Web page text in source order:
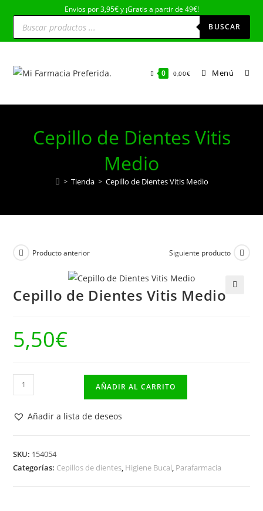
contenido
Envios por 3,95€ y ¡Gratis a partir de 49€!
Búsqueda
productos BUSCAR
0 0,00€ Menú
Cepillo de Dientes Vitis
Medio
> Tienda > Cepillo de Dientes Vitis Medio
Producto anterior Siguiente producto
Cepillo de Dientes Vitis Medio
5,50€
Cepillo
de
cantidad
AÑADIR AL CARRITO
Añadir a lista de deseos
SKU: 154054
Categorías: Cepillos de dientes, Higiene Bucal, Parafarmacia